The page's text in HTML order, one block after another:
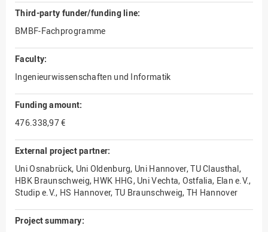
Third-party funder/funding line:
BMBF-Fachprogramme
Faculty:
Ingenieurwissenschaften und Informatik
Funding amount:
476.338,97 €
External project partner:
Uni Osnabrück, Uni Oldenburg, Uni Hannover, TU Clausthal,
HBK Braunschweig, HWK HHG, Uni Vechta, Ostfalia, Elan e.V.,
Studip e.V., HS Hannover, TU Braunschweig, TH Hannover
Project summary: